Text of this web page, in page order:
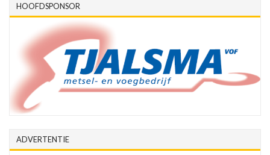
HOOFDSPONSOR
ADVERTENTIE